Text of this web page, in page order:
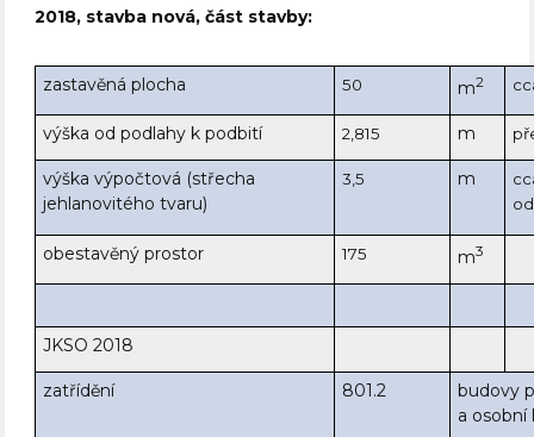
2018, stavba nová, část stavby:
zastavěná plocha 50 m2
výška od podlahy k podbití 2,815 m
výška výpočtová (střecha
jehlanovitého tvaru)
3,5 m
obestavěný prostor 175 m3
JKSO 2018
zatřídění 801.2
budovy
a osobní